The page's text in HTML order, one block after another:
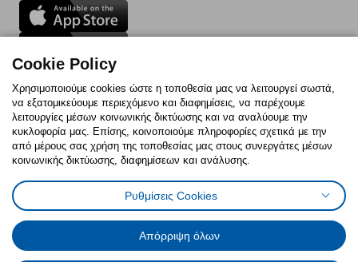
Follow us:
FacebookInstagram
TikTokYoutubePinterestTwitter
Πολιτική CookiesΔήλωση ψηφιακής προσβασιμότητας
Έντυπο Επιστροφής / ΑκύρωσηςΡυθμίσεις cookiesΌροι Χρήσης
Γενική Πολιτική Προσωπικών Δεδομένων
Πολιτική Προσωπικών Δεδομένων για IKEA.com.cy
Cookie Policy
Χρησιμοποιούμε cookies ώστε η τοποθεσία μας να λειτουργεί σωστά,
να εξατομικεύουμε περιεχόμενο και διαφημίσεις, να παρέχουμε
λειτουργίες μέσων κοινωνικής δικτύωσης και να αναλύουμε την
κυκλοφορία μας. Επίσης, κοινοποιούμε πληροφορίες σχετικά με την
από μέρους σας χρήση της τοποθεσίας μας στους συνεργάτες μέσων
κοινωνικής δικτύωσης, διαφημίσεων και ανάλυσης.
Ρυθμίσεις Cookies
Απόρριψη όλων